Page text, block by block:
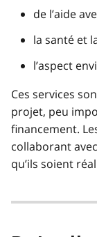
de l’aide
la santé et
l’aspect
Ces services
projet, peu
financement.
collaborant
qu’ils soient